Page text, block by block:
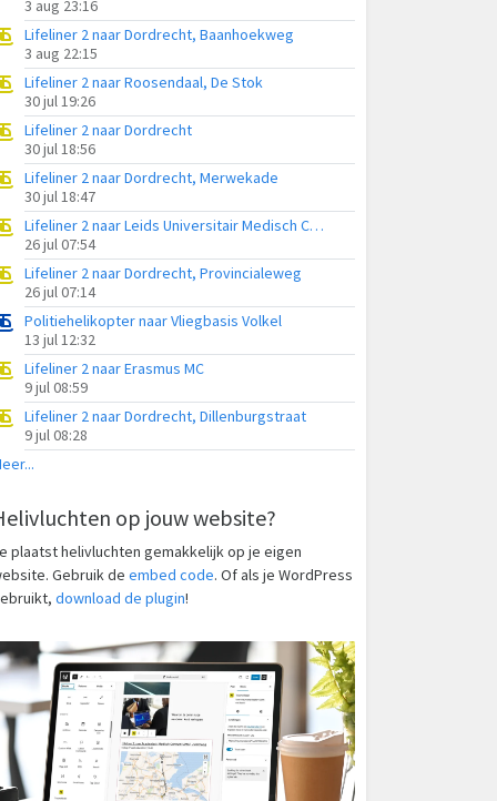
3 aug 23:16
Lifeliner 2 naar Dordrecht, Baanhoekweg
3 aug 22:15
Lifeliner 2 naar Roosendaal, De Stok
30 jul 19:26
Lifeliner 2 naar Dordrecht
30 jul 18:56
Lifeliner 2 naar Dordrecht, Merwekade
30 jul 18:47
Lifeliner 2 naar Leids Universitair Medisch Centrum (LUMC)
26 jul 07:54
Lifeliner 2 naar Dordrecht, Provincialeweg
26 jul 07:14
Politiehelikopter naar Vliegbasis Volkel
13 jul 12:32
Lifeliner 2 naar Erasmus MC
9 jul 08:59
Lifeliner 2 naar Dordrecht, Dillenburgstraat
9 jul 08:28
op jouw website?
plaatst helivluchten gemakkelijk op je eigen
Gebruik de embed code. Of als je WordPress
download de plugin!